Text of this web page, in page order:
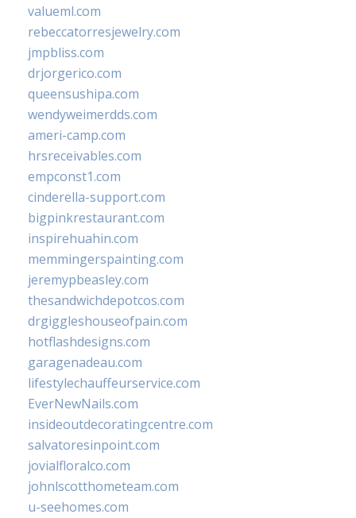
valueml.com
rebeccatorresjewelry.com
jmpbliss.com
drjorgerico.com
queensushipa.com
wendyweimerdds.com
ameri-camp.com
hrsreceivables.com
empconst1.com
cinderella-support.com
bigpinkrestaurant.com
inspirehuahin.com
memmingerspainting.com
jeremypbeasley.com
thesandwichdepotcos.com
drgiggleshouseofpain.com
hotflashdesigns.com
garagenadeau.com
lifestylechauffeurservice.com
EverNewNails.com
insideoutdecoratingcentre.com
salvatoresinpoint.com
jovialfloralco.com
johnlscotthometeam.com
u-seehomes.com